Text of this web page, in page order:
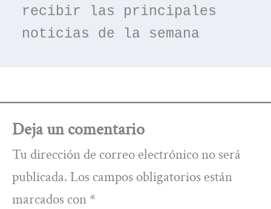
recibir las principales
noticias de la semana
Deja un comentario
Tu dirección de correo electrónico no será
publicada. Los campos obligatorios están
marcados con *